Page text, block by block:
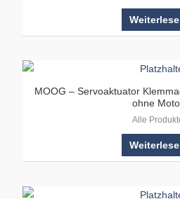
MOOG – Servoaktuator
ohne
Alle